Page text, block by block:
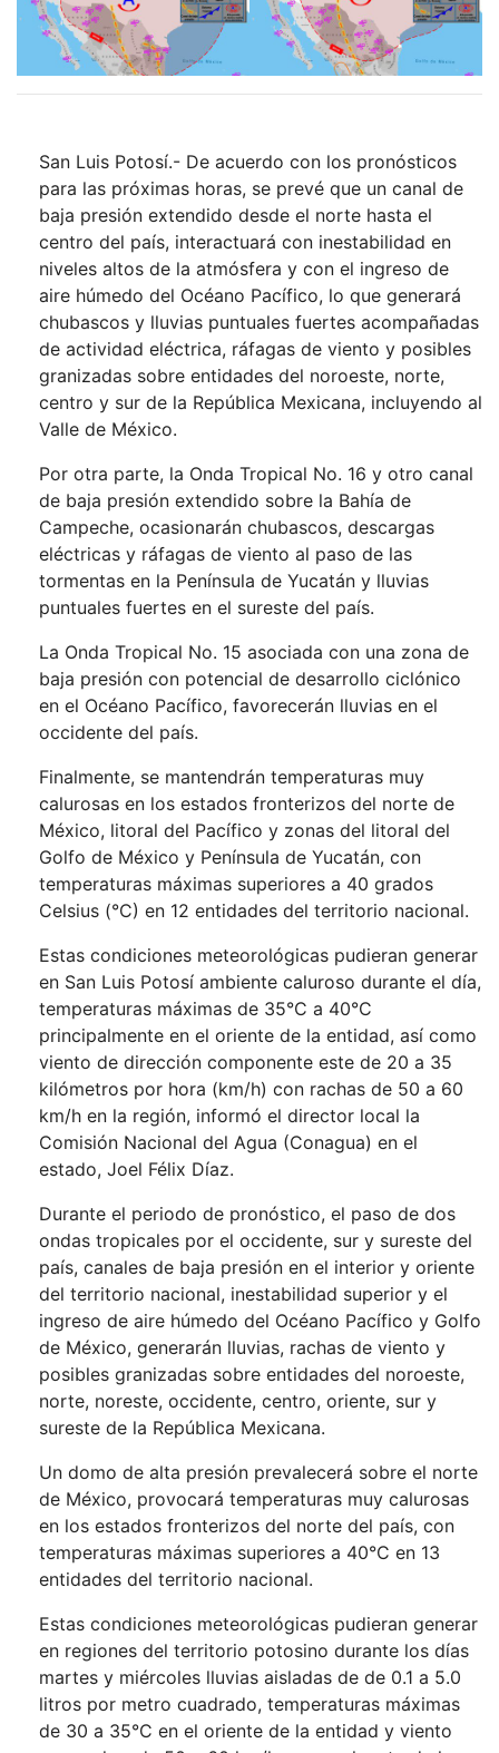
San Luis Potosí.- De acuerdo con los pronósticos
para las próximas horas, se prevé que un canal de
baja presión extendido desde el norte hasta el
centro del país, interactuará con inestabilidad en
niveles altos de la atmósfera y con el ingreso de
aire húmedo del Océano Pacífico, lo que generará
chubascos y lluvias puntuales fuertes acompañadas
de actividad eléctrica, ráfagas de viento y posibles
granizadas sobre entidades del noroeste, norte,
centro y sur de la República Mexicana, incluyendo al
Valle de México.
Por otra parte, la Onda Tropical No. 16 y otro canal
de baja presión extendido sobre la Bahía de
Campeche, ocasionarán chubascos, descargas
eléctricas y ráfagas de viento al paso de las
tormentas en la Península de Yucatán y lluvias
puntuales fuertes en el sureste del país.
La Onda Tropical No. 15 asociada con una zona de
baja presión con potencial de desarrollo ciclónico
en el Océano Pacífico, favorecerán lluvias en el
occidente del país.
Finalmente, se mantendrán temperaturas muy
calurosas en los estados fronterizos del norte de
México, litoral del Pacífico y zonas del litoral del
Golfo de México y Península de Yucatán, con
temperaturas máximas superiores a 40 grados
Celsius (°C) en 12 entidades del territorio nacional.
Estas condiciones meteorológicas pudieran generar
en San Luis Potosí ambiente caluroso durante el día,
temperaturas máximas de 35°C a 40°C
principalmente en el oriente de la entidad, así como
viento de dirección componente este de 20 a 35
kilómetros por hora (km/h) con rachas de 50 a 60
km/h en la región, informó el director local la
Comisión Nacional del Agua (Conagua) en el
estado, Joel Félix Díaz.
Durante el periodo de pronóstico, el paso de dos
ondas tropicales por el occidente, sur y sureste del
país, canales de baja presión en el interior y oriente
del territorio nacional, inestabilidad superior y el
ingreso de aire húmedo del Océano Pacífico y Golfo
de México, generarán lluvias, rachas de viento y
posibles granizadas sobre entidades del noroeste,
norte, noreste, occidente, centro, oriente, sur y
sureste de la República Mexicana.
Un domo de alta presión prevalecerá sobre el norte
de México, provocará temperaturas muy calurosas
en los estados fronterizos del norte del país, con
temperaturas máximas superiores a 40°C en 13
entidades del territorio nacional.
Estas condiciones meteorológicas pudieran generar
en regiones del territorio potosino durante los días
martes y miércoles lluvias aisladas de de 0.1 a 5.0
litros por metro cuadrado, temperaturas máximas
de 30 a 35°C en el oriente de la entidad y viento